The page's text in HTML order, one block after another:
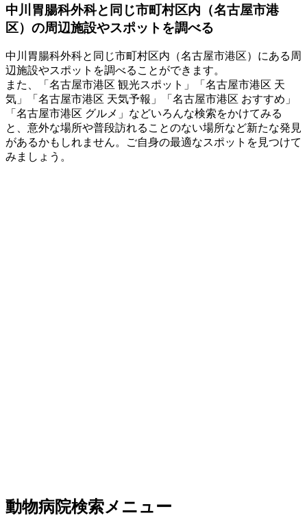
中川胃腸科外科と同じ市町村区内（名古屋市港
区）の周辺施設やスポットを調べる
中川胃腸科外科と同じ市町村区内（名古屋市港区）にある周
辺施設やスポットを調べることができます。
また、「名古屋市港区 観光スポット」「名古屋市港区 天
気」「名古屋市港区 天気予報」「名古屋市港区 おすすめ」
「名古屋市港区 グルメ」などいろんな検索をかけてみる
と、意外な場所や普段訪れることのない場所など新たな発見
があるかもしれません。ご自身の最適なスポットを見つけて
みましょう。
動物病院検索メニュー